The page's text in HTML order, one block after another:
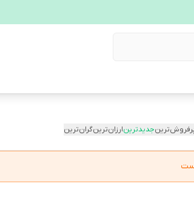
جدیدترینارزان‌ترینگران‌ترین